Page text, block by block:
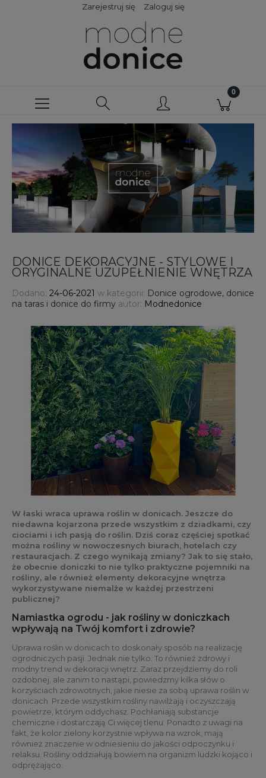
Zarejestruj się Zaloguj się
DONICE DEKORACYJNE - STYLOWE I
ORYGINALNE UZUPEŁNIENIE WNĘTRZA
Dodano: 24-06-2021 w kategorii: Donice ogrodowe, donice
na taras i donice do firmy autor: Modnedonice
W łaski wraca uprawa roślin w donicach. Jeszcze do
niedawna kojarzona przede wszystkim z dziadkami, czy
ciociami i ich pasją do roślin. Dziś coraz częściej spotkać
można rośliny w nowoczesnych biurach, hotelach czy
restauracjach. Z czego wynikają zmiany? Jak to się stało,
że obecnie doniczki to nie tylko praktyczne pojemniki na
rośliny, ale również elementy dekoracyjne wnętrza
wykorzystywane niemalże w każdej przestrzeni
publicznej?
Namiastka ogrodu - jak rośliny w doniczkach
wpływają na Twój komfort i zdrowie?
Uprawa roślin w donicach to doskonały sposób na realizację
ogrodniczych pasji. Jednak nie tylko. To również zdrowy i
modny trend w dekoracji wnętrz. Zaraz przejdziemy do roli
ozdobnej, ale zanim to nastąpi, powiedzmy kilka słów o
korzyściach zdrowotnych, jakie niesie za sobą uprawa roślin w
donicach. Przede wszystkim rośliny nawilżają i oczyszczają
powietrze, którym oddychasz. Pochłaniają substancje
chemiczne i dostarczają Ci więcej tlenu. Ponadto z uwagi na
fakt, że kolor zielony korzystnie wpływa na wzrok, mają
również znaczenie w odniesieniu do jakości odpoczynku i
relaksu. Rośliny oddziałują bowiem na organizm ludzki kojąco i
odprężająco.